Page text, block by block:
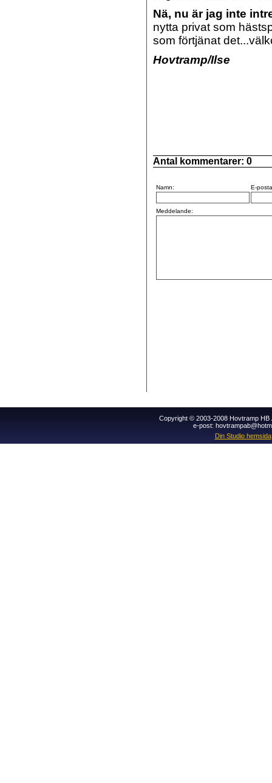
Nä, nu är jag inte
nytta privat som
som förtjänat
Hovtramp/Ilse
Antal kommentarer: 0
Namn: E-
Meddelande:
Copyright © 2003-2008 Hovtramp HB
e-post:
Din Studio hemsida